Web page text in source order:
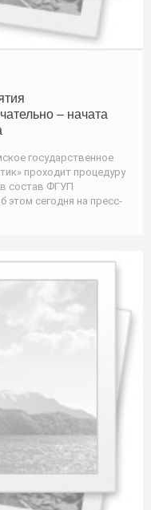
– начата
государственное
проходит процедуру
состав ФГУП
этом сегодня на пресс-